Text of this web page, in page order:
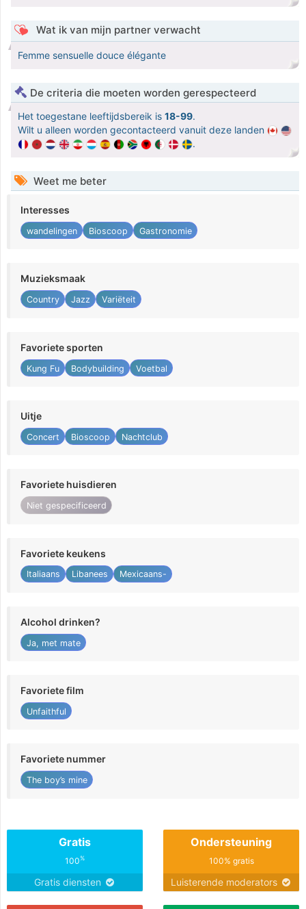
Wat ik van mijn partner verwacht
Femme sensuelle douce élégante
De criteria die moeten worden gerespecteerd
Het toegestane leeftijdsbereik is 18-99.
Wilt u alleen worden gecontacteerd vanuit deze landen
.
Weet me beter
Interesses
wandelingen Bioscoop Gastronomie
Muzieksmaak
Country Jazz Variëteit
Favoriete sporten
Kung Fu Bodybuilding Voetbal
Uitje
Concert Bioscoop Nachtclub
Favoriete huisdieren
Niet gespecificeerd
Favoriete keukens
Italiaans Libanees Mexicaans-
Alcohol drinken?
Ja, met mate
Favoriete film
Unfaithful
Favoriete nummer
The boy’s mine
Gratis
100%
Gratis diensten
Ondersteuning
100% gratis
Luisterende moderators